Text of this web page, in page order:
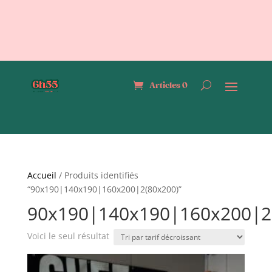
Articles 0
Accueil / Produits identifiés
“90x190|140x190|160x200|2(80x200)”
Voici le seul résultat